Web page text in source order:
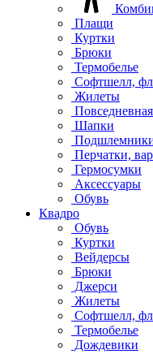
Плащи
Куртки
Брюки
Термобелье
Софтшелл,
Жилеты
Шапки
Перчатки,
Гермосумки
Аксессуары
Обувь
Квадро
Обувь
Куртки
Вейдерсы
Брюки
Джерси
Жилеты
Софтшелл,
Термобелье
Дождевики